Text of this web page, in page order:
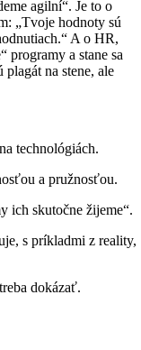
agilní“. Je to o
„Tvoje hodnoty sú
A o HR,
programy a stane sa
na stene, ale
technológiách.
a pružnosťou.
ich skutočne žijeme“.
s príkladmi z reality,
dokázať.